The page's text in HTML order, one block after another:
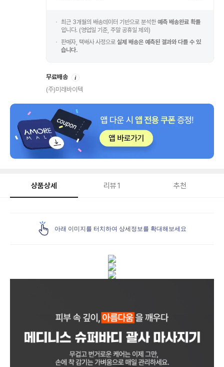
최근 3개월의 배송데이터 기반으로 분석한 예측 배송완료 확률
입니다. (영업일 기준, 주말 공휴일 제외)
판매자, 택배사 사정으로 실제 배송은 예측된 결과와 다를 수 있
습니다.
무료배송
(주)미래바이텍
상품상세 리뷰1 추천
아래 이미지를 터치하여 상세정보를 확대해보세요